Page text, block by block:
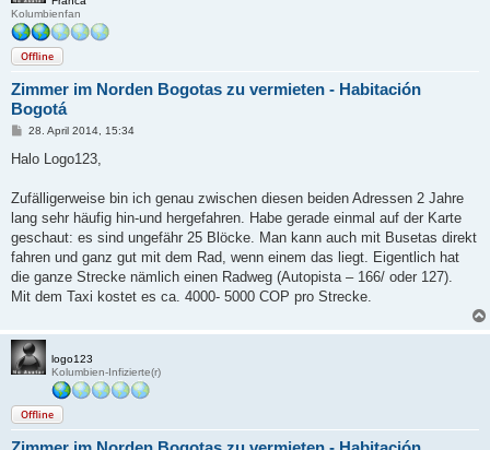
Kolumbienfan
Offline
Zimmer im Norden Bogotas zu vermieten - Habitación
Bogotá
B
i
a
28. April 2014, 15:34
Halo Logo123,
Zufälligerweise bin ich genau zwischen diesen beiden Adressen 2 Jahre
lang sehr häufig hin-und hergefahren. Habe gerade einmal auf der Karte
geschaut: es sind ungefähr 25 Blöcke. Man kann auch mit Busetas direkt
fahren und ganz gut mit dem Rad, wenn einem das liegt. Eigentlich hat
die ganze Strecke nämlich einen Radweg (Autopista – 166/ oder 127).
Mit dem Taxi kostet es ca. 4000- 5000 COP pro Strecke.
logo123
Kolumbien-Infizierte(r)
Offline